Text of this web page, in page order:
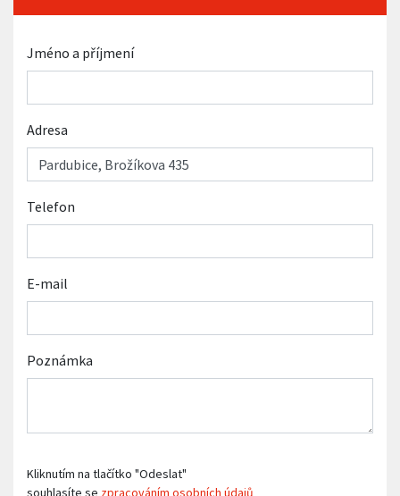
Jméno a příjmení
Adresa
Telefon
E-mail
Poznámka
Kliknutím na tlačítko "Odeslat"
souhlasíte se zpracováním osobních údajů